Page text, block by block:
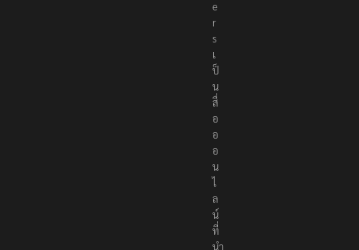
r
t
e
r
s
เ
ป็
น
สื่
อ
อ
อ
น
ไ
ล